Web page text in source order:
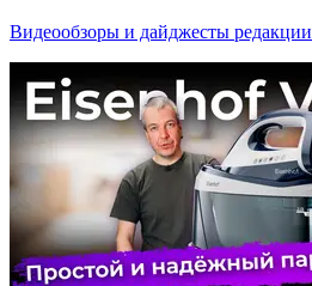
Видеообзоры и дайджесты редакции